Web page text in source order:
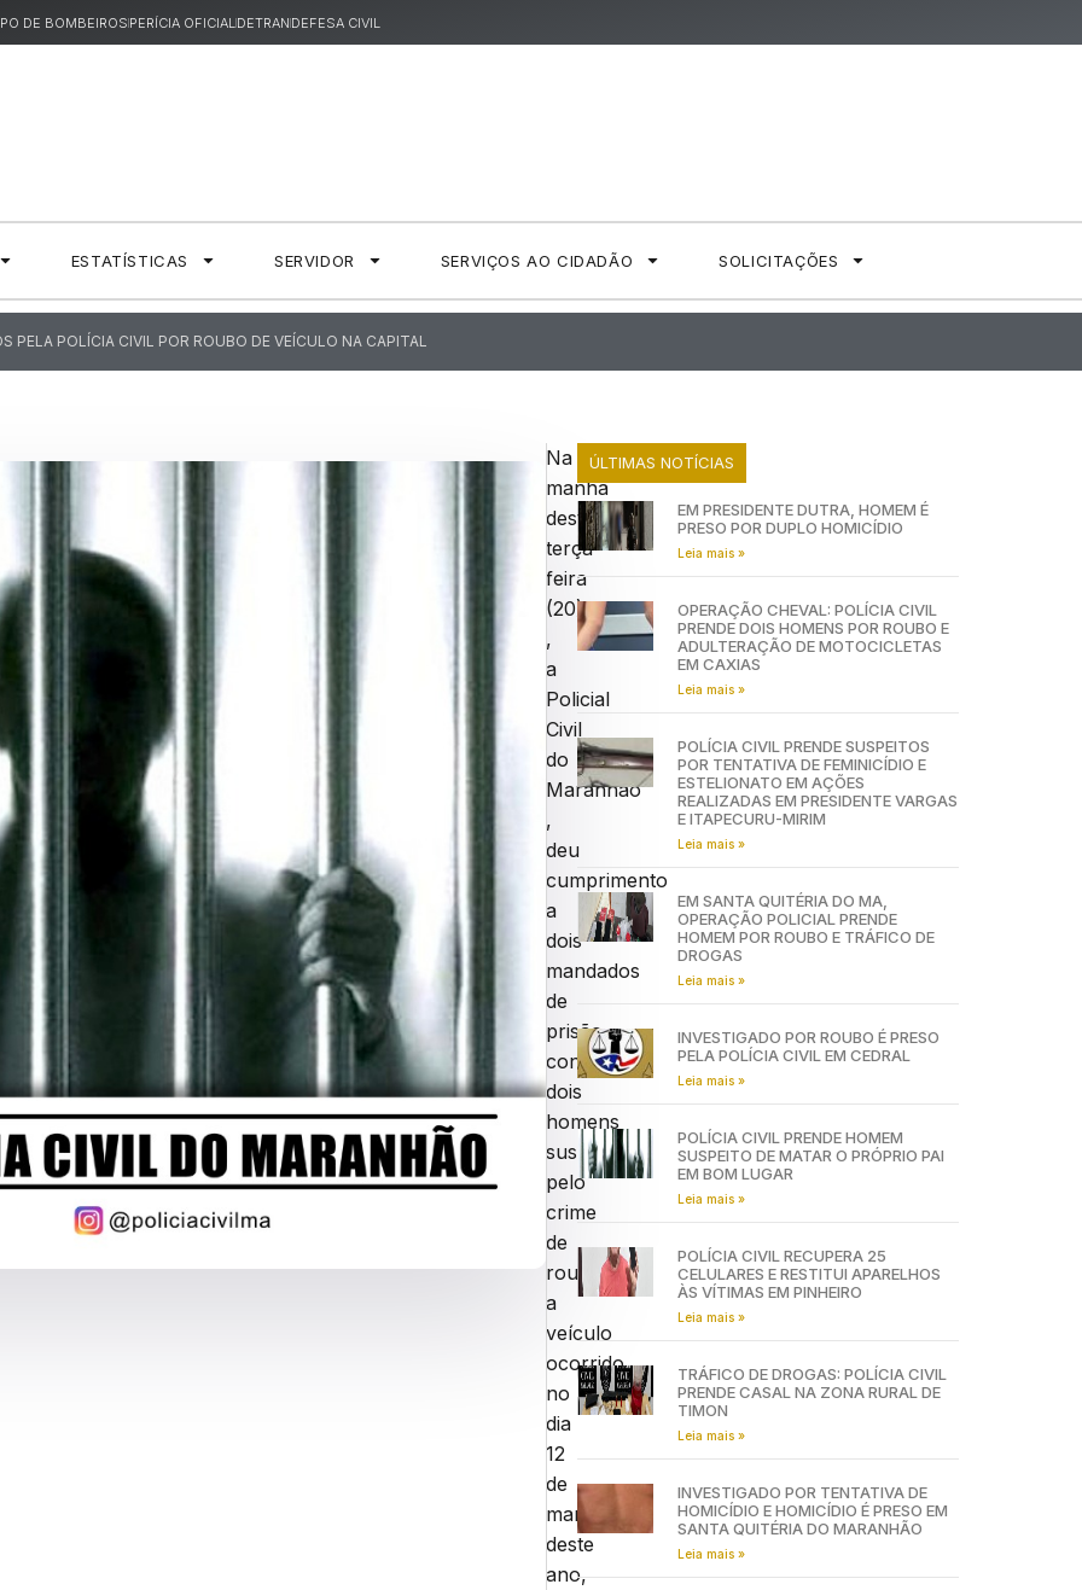
DE BOMBEIROSPERÍCIA OFICIALDETRANDEFESA CIVIL
ESTATÍSTICAS SERVIDOR SERVIÇOS AO CIDADÃO SOLICITAÇÕES
PELA POLÍCIA CIVIL POR ROUBO DE VEÍCULO NA CAPITAL
Na
manhã
desta
terça-
feira
(20)
,
a
Policial
Civil
do
Maranhão
,
deu
cumprimento
a
dois
mandados
de
prisão
contra
dois
homens
suspeitos
pelo
crime
de
roubo
a
veículo
ocorrido
no
dia
12
de
março
deste
ano,
ÚLTIMAS NOTÍCIAS
EM PRESIDENTE DUTRA, HOMEM É
PRESO POR DUPLO HOMICÍDIO
Leia mais »
OPERAÇÃO CHEVAL: POLÍCIA CIVIL
PRENDE DOIS HOMENS POR ROUBO E
ADULTERAÇÃO DE MOTOCICLETAS
EM CAXIAS
Leia mais »
POLÍCIA CIVIL PRENDE SUSPEITOS
POR TENTATIVA DE FEMINICÍDIO E
ESTELIONATO EM AÇÕES
REALIZADAS EM PRESIDENTE VARGAS
E ITAPECURU-MIRIM
Leia mais »
EM SANTA QUITÉRIA DO MA,
OPERAÇÃO POLICIAL PRENDE
HOMEM POR ROUBO E TRÁFICO DE
DROGAS
Leia mais »
INVESTIGADO POR ROUBO É PRESO
PELA POLÍCIA CIVIL EM CEDRAL
Leia mais »
POLÍCIA CIVIL PRENDE HOMEM
SUSPEITO DE MATAR O PRÓPRIO PAI
EM BOM LUGAR
Leia mais »
POLÍCIA CIVIL RECUPERA 25
CELULARES E RESTITUI APARELHOS
ÀS VÍTIMAS EM PINHEIRO
Leia mais »
TRÁFICO DE DROGAS: POLÍCIA CIVIL
PRENDE CASAL NA ZONA RURAL DE
TIMON
Leia mais »
INVESTIGADO POR TENTATIVA DE
HOMICÍDIO E HOMICÍDIO É PRESO EM
SANTA QUITÉRIA DO MARANHÃO
Leia mais »